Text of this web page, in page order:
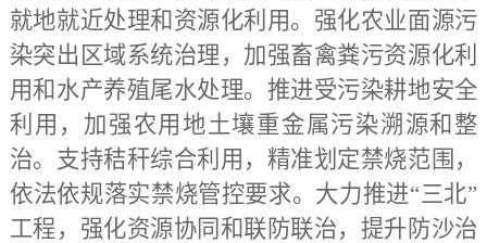
就地就近处理和资源化利用。强化农业面源污
染突出区域系统治理，加强畜禽粪污资源化利
用和水产养殖尾水处理。推进受污染耕地安全
利用，加强农用地土壤重金属污染溯源和整
治。支持秸秆综合利用，精准划定禁烧范围，
依法依规落实禁烧管控要求。大力推进“三北”
工程，强化资源协同和联防联治，提升防沙治